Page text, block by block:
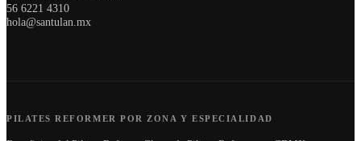
56 6221 4310
hola@santulan.mx
PILATES REFORMER POR ZONA Y ESPECIALIDAD